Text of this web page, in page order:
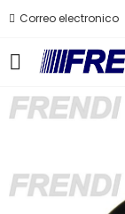
Correo electronico